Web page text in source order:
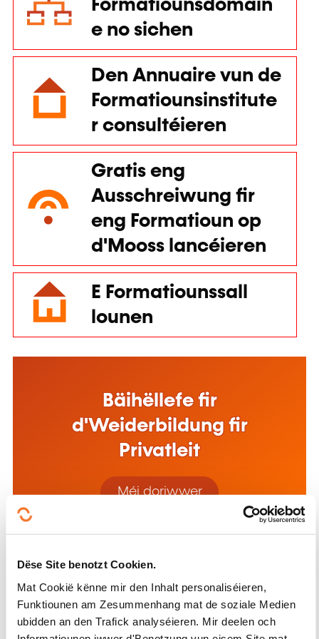
Dëse Site benotzt Cookien.
Mat Cookië kënne mir den Inhalt personaliséieren,
Funktiounen am Zesummenhang mat de soziale Medien
ubidden an den Trafick analyséieren. Mir deelen och
Formatiounsdomain
e no sichen
Den Annuaire vun de
Formatiounsinstitute
r consultéieren
Gratis eng
Ausschreiwung fir
eng Formatioun op
d'Mooss lancéieren
E Formatiounssall
lounen
Bäihëllefe fir
d'Weiderbildung fir
Privatleit
Méi doriwwer
Bäihëllefe fir d'Formatioun
am Betrib